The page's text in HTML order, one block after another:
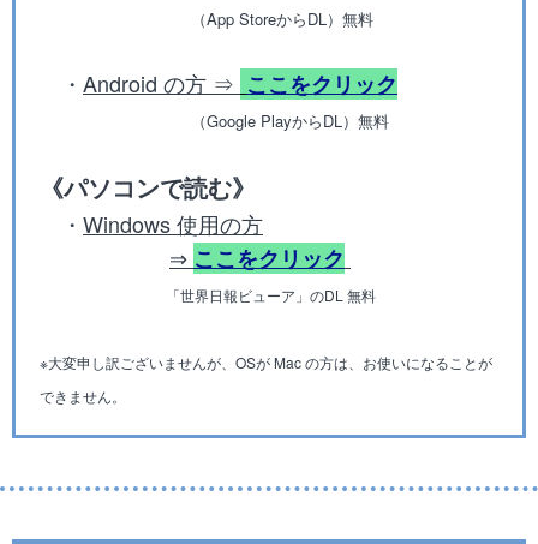
（App StoreからDL）無料
・ Android の方 ⇒ ここをクリック
（Google PlayからDL）無料
《パソコンで読む》
・ Windows 使用の方
⇒ ここをクリック
「世界日報ビューア」のDL 無料
※大変申し訳ございませんが、OSが Mac の方は、お使いになることが
できません。